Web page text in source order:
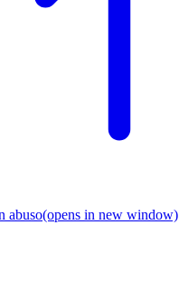
abuso(opens in new window)